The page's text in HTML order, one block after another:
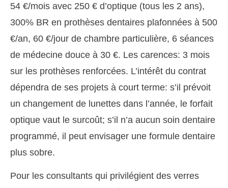
54 €/mois avec 250 € d’optique (tous les 2 ans),
300% BR en prothèses dentaires plafonnées à 500
€/an, 60 €/jour de chambre particulière, 6 séances
de médecine douce à 30 €. Les carences: 3 mois
sur les prothèses renforcées. L’intérêt du contrat
dépendra de ses projets à court terme: s’il prévoit
un changement de lunettes dans l’année, le forfait
optique vaut le surcoût; s’il n’a aucun soin dentaire
programmé, il peut envisager une formule dentaire
plus sobre.
Pour les consultants qui privilégient des verres